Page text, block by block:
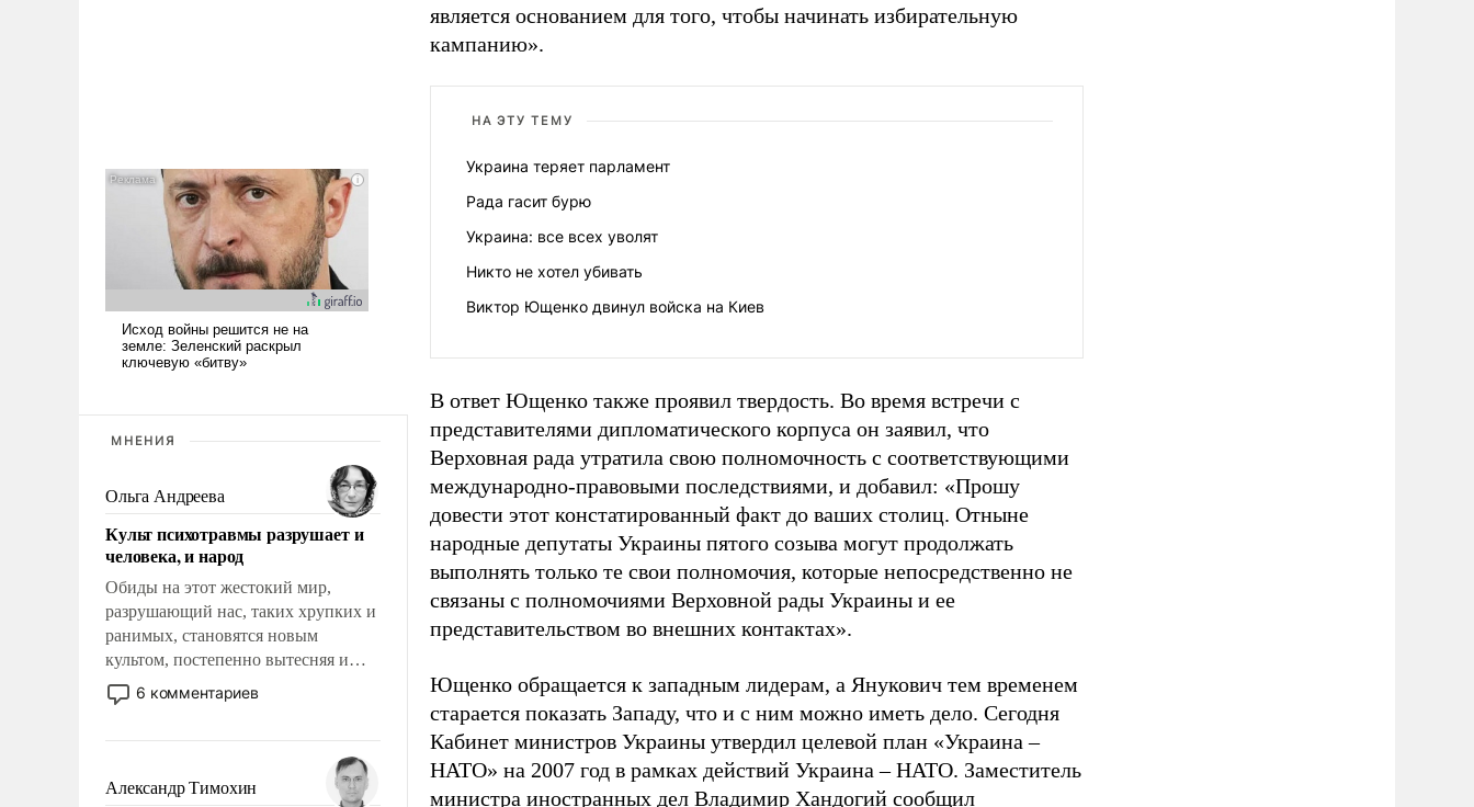
МНЕНИЯ
Ольга Андреева
Культ психотравмы разрушает и
человека, и народ
Обиды на этот жестокий мир,
разрушающий нас, таких хрупких и
ранимых, становятся новым
культом, постепенно вытесняя и
отменяя традиционное требование к
человеку – быть мужественным и
на себя ответственность, помогать
слабым, идти вперед и
6 комментариев
Александр Тимохин
является основанием для того, чтобы начинать избирательную
кампанию».
НА ЭТУ ТЕМУ
Украина теряет парламент
Рада гасит бурю
Украина: все всех уволят
Никто не хотел убивать
Виктор Ющенко двинул войска на Киев
В ответ Ющенко также проявил твердость. Во время встречи с
представителями дипломатического корпуса он заявил, что
Верховная рада утратила свою полномочность с соответствующими
международно-правовыми последствиями, и добавил: «Прошу
довести этот констатированный факт до ваших столиц. Отныне
народные депутаты Украины пятого созыва могут продолжать
выполнять только те свои полномочия, которые непосредственно не
связаны с полномочиями Верховной рады Украины и ее
представительством во внешних контактах».
Ющенко обращается к западным лидерам, а Янукович тем временем
старается показать Западу, что и с ним можно иметь дело. Сегодня
Кабинет министров Украины утвердил целевой план «Украина –
НАТО» на 2007 год в рамках действий Украина – НАТО. Заместитель
министра иностранных дел Владимир Хандогий сообщил